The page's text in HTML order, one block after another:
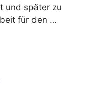
und später zu
für den …